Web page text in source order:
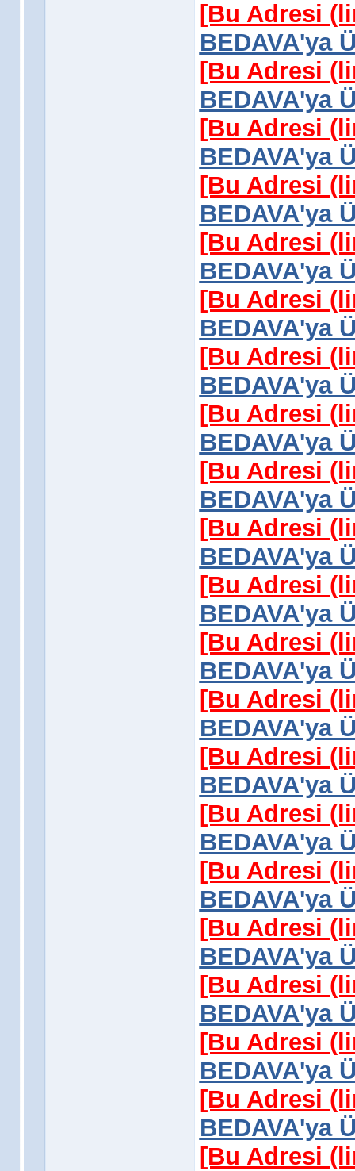
[Bu Adresi
BEDAVA'ya
[Bu Adresi
BEDAVA'ya
[Bu Adresi
BEDAVA'ya
[Bu Adresi
BEDAVA'ya
[Bu Adresi
BEDAVA'ya
[Bu Adresi
BEDAVA'ya
[Bu Adresi
BEDAVA'ya
[Bu Adresi
BEDAVA'ya
[Bu Adresi
BEDAVA'ya
[Bu Adresi
BEDAVA'ya
[Bu Adresi
BEDAVA'ya
[Bu Adresi
BEDAVA'ya
[Bu Adresi
BEDAVA'ya
[Bu Adresi
BEDAVA'ya
[Bu Adresi
BEDAVA'ya
[Bu Adresi
BEDAVA'ya
[Bu Adresi
BEDAVA'ya
[Bu Adresi
BEDAVA'ya
[Bu Adresi
BEDAVA'ya
[Bu Adresi
BEDAVA'ya
[Bu Adresi